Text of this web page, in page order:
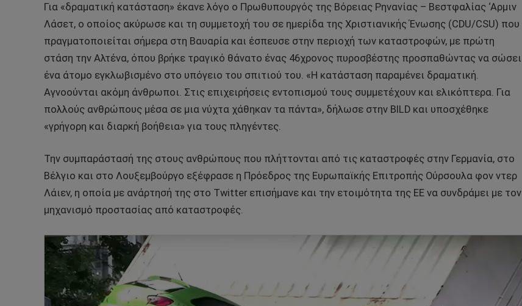
Για «δραματική κατάσταση» έκανε λόγο ο Πρωθυπουργός της Βόρειας Ρηνανίας – Βεστφαλίας ‘Αρμιν
Λάσετ, ο οποίος ακύρωσε και τη συμμετοχή του σε ημερίδα της Χριστιανικής Ένωσης (CDU/CSU) που
πραγματοποιείται σήμερα στη Βαυαρία και έσπευσε στην περιοχή των καταστροφών, με πρώτη
στάση την Αλτένα, όπου βρήκε τραγικό θάνατο ένας 46χρονος πυροσβέστης προσπαθώντας να σώσει
ένα άτομο εγκλωβισμένο στο υπόγειο του σπιτιού του. «Η κατάσταση παραμένει δραματική.
Αγνοούνται ακόμη άνθρωποι. Στις επιχειρήσεις εντοπισμού τους συμμετέχουν και ελικόπτερα. Για
πολλούς ανθρώπους μέσα σε μια νύχτα χάθηκαν τα πάντα», δήλωσε στην BILD και υποσχέθηκε
«γρήγορη και διαρκή βοήθεια» για τους πληγέντες.
Την συμπαράστασή της στους ανθρώπους που πλήττονται από τις καταστροφές στην Γερμανία, στο
Βέλγιο και στο Λουξεμβούργο εξέφρασε η Πρόεδρος της Ευρωπαϊκής Επιτροπής Ούρσουλα φον ντερ
Λάιεν, η οποία με ανάρτησή της στο Τwitter επισήμανε και την ετοιμότητα της ΕΕ να συνδράμει με τον
μηχανισμό προστασίας από καταστροφές.